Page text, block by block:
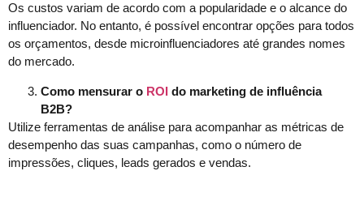
Os custos variam de acordo com a popularidade e o alcance do
influenciador. No entanto, é possível encontrar opções para todos
os orçamentos, desde microinfluenciadores até grandes nomes
do mercado.
Como mensurar o ROI do marketing de influência
B2B?
Utilize ferramentas de análise para acompanhar as métricas de
desempenho das suas campanhas, como o número de
impressões, cliques, leads gerados e vendas.